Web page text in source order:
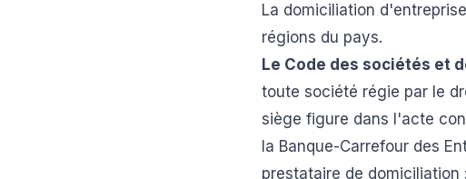
La domiciliation
régions du pays.
Le Code des sociétés et
toute société régie par le
siège figure dans l'acte
la Banque-Carrefour des
prestataire de